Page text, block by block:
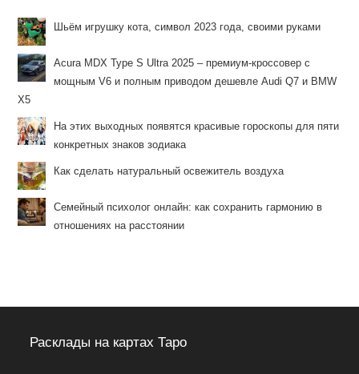
Шьём игрушку кота, символ 2023 года, своими руками
Acura MDX Type S Ultra 2025 – премиум-кроссовер с
мощным V6 и полным приводом дешевле Audi Q7 и BMW
X5
На этих выходных появятся красивые гороскопы для пяти
конкретных знаков зодиака
Как сделать натуральный освежитель воздуха
Семейный психолог онлайн: как сохранить гармонию в
отношениях на расстоянии
Расклады на картах Таро